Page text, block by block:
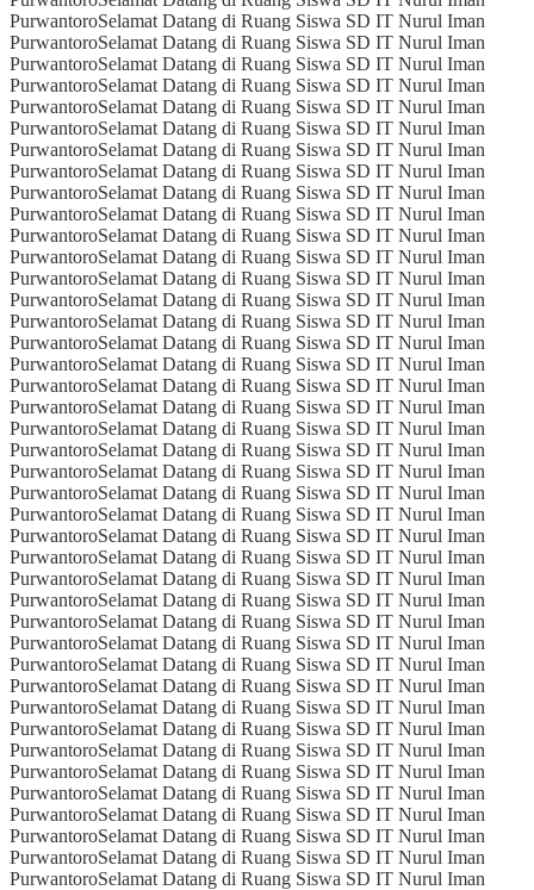
PurwantoroSelamat Datang di Ruang Siswa SD IT Nurul Iman
PurwantoroSelamat Datang di Ruang Siswa SD IT Nurul Iman
PurwantoroSelamat Datang di Ruang Siswa SD IT Nurul Iman
PurwantoroSelamat Datang di Ruang Siswa SD IT Nurul Iman
PurwantoroSelamat Datang di Ruang Siswa SD IT Nurul Iman
PurwantoroSelamat Datang di Ruang Siswa SD IT Nurul Iman
PurwantoroSelamat Datang di Ruang Siswa SD IT Nurul Iman
PurwantoroSelamat Datang di Ruang Siswa SD IT Nurul Iman
PurwantoroSelamat Datang di Ruang Siswa SD IT Nurul Iman
PurwantoroSelamat Datang di Ruang Siswa SD IT Nurul Iman
PurwantoroSelamat Datang di Ruang Siswa SD IT Nurul Iman
PurwantoroSelamat Datang di Ruang Siswa SD IT Nurul Iman
PurwantoroSelamat Datang di Ruang Siswa SD IT Nurul Iman
PurwantoroSelamat Datang di Ruang Siswa SD IT Nurul Iman
PurwantoroSelamat Datang di Ruang Siswa SD IT Nurul Iman
PurwantoroSelamat Datang di Ruang Siswa SD IT Nurul Iman
PurwantoroSelamat Datang di Ruang Siswa SD IT Nurul Iman
PurwantoroSelamat Datang di Ruang Siswa SD IT Nurul Iman
PurwantoroSelamat Datang di Ruang Siswa SD IT Nurul Iman
PurwantoroSelamat Datang di Ruang Siswa SD IT Nurul Iman
PurwantoroSelamat Datang di Ruang Siswa SD IT Nurul Iman
PurwantoroSelamat Datang di Ruang Siswa SD IT Nurul Iman
PurwantoroSelamat Datang di Ruang Siswa SD IT Nurul Iman
PurwantoroSelamat Datang di Ruang Siswa SD IT Nurul Iman
PurwantoroSelamat Datang di Ruang Siswa SD IT Nurul Iman
PurwantoroSelamat Datang di Ruang Siswa SD IT Nurul Iman
PurwantoroSelamat Datang di Ruang Siswa SD IT Nurul Iman
PurwantoroSelamat Datang di Ruang Siswa SD IT Nurul Iman
PurwantoroSelamat Datang di Ruang Siswa SD IT Nurul Iman
PurwantoroSelamat Datang di Ruang Siswa SD IT Nurul Iman
PurwantoroSelamat Datang di Ruang Siswa SD IT Nurul Iman
PurwantoroSelamat Datang di Ruang Siswa SD IT Nurul Iman
PurwantoroSelamat Datang di Ruang Siswa SD IT Nurul Iman
PurwantoroSelamat Datang di Ruang Siswa SD IT Nurul Iman
PurwantoroSelamat Datang di Ruang Siswa SD IT Nurul Iman
PurwantoroSelamat Datang di Ruang Siswa SD IT Nurul Iman
PurwantoroSelamat Datang di Ruang Siswa SD IT Nurul Iman
PurwantoroSelamat Datang di Ruang Siswa SD IT Nurul Iman
PurwantoroSelamat Datang di Ruang Siswa SD IT Nurul Iman
PurwantoroSelamat Datang di Ruang Siswa SD IT Nurul Iman
PurwantoroSelamat Datang di Ruang Siswa SD IT Nurul Iman